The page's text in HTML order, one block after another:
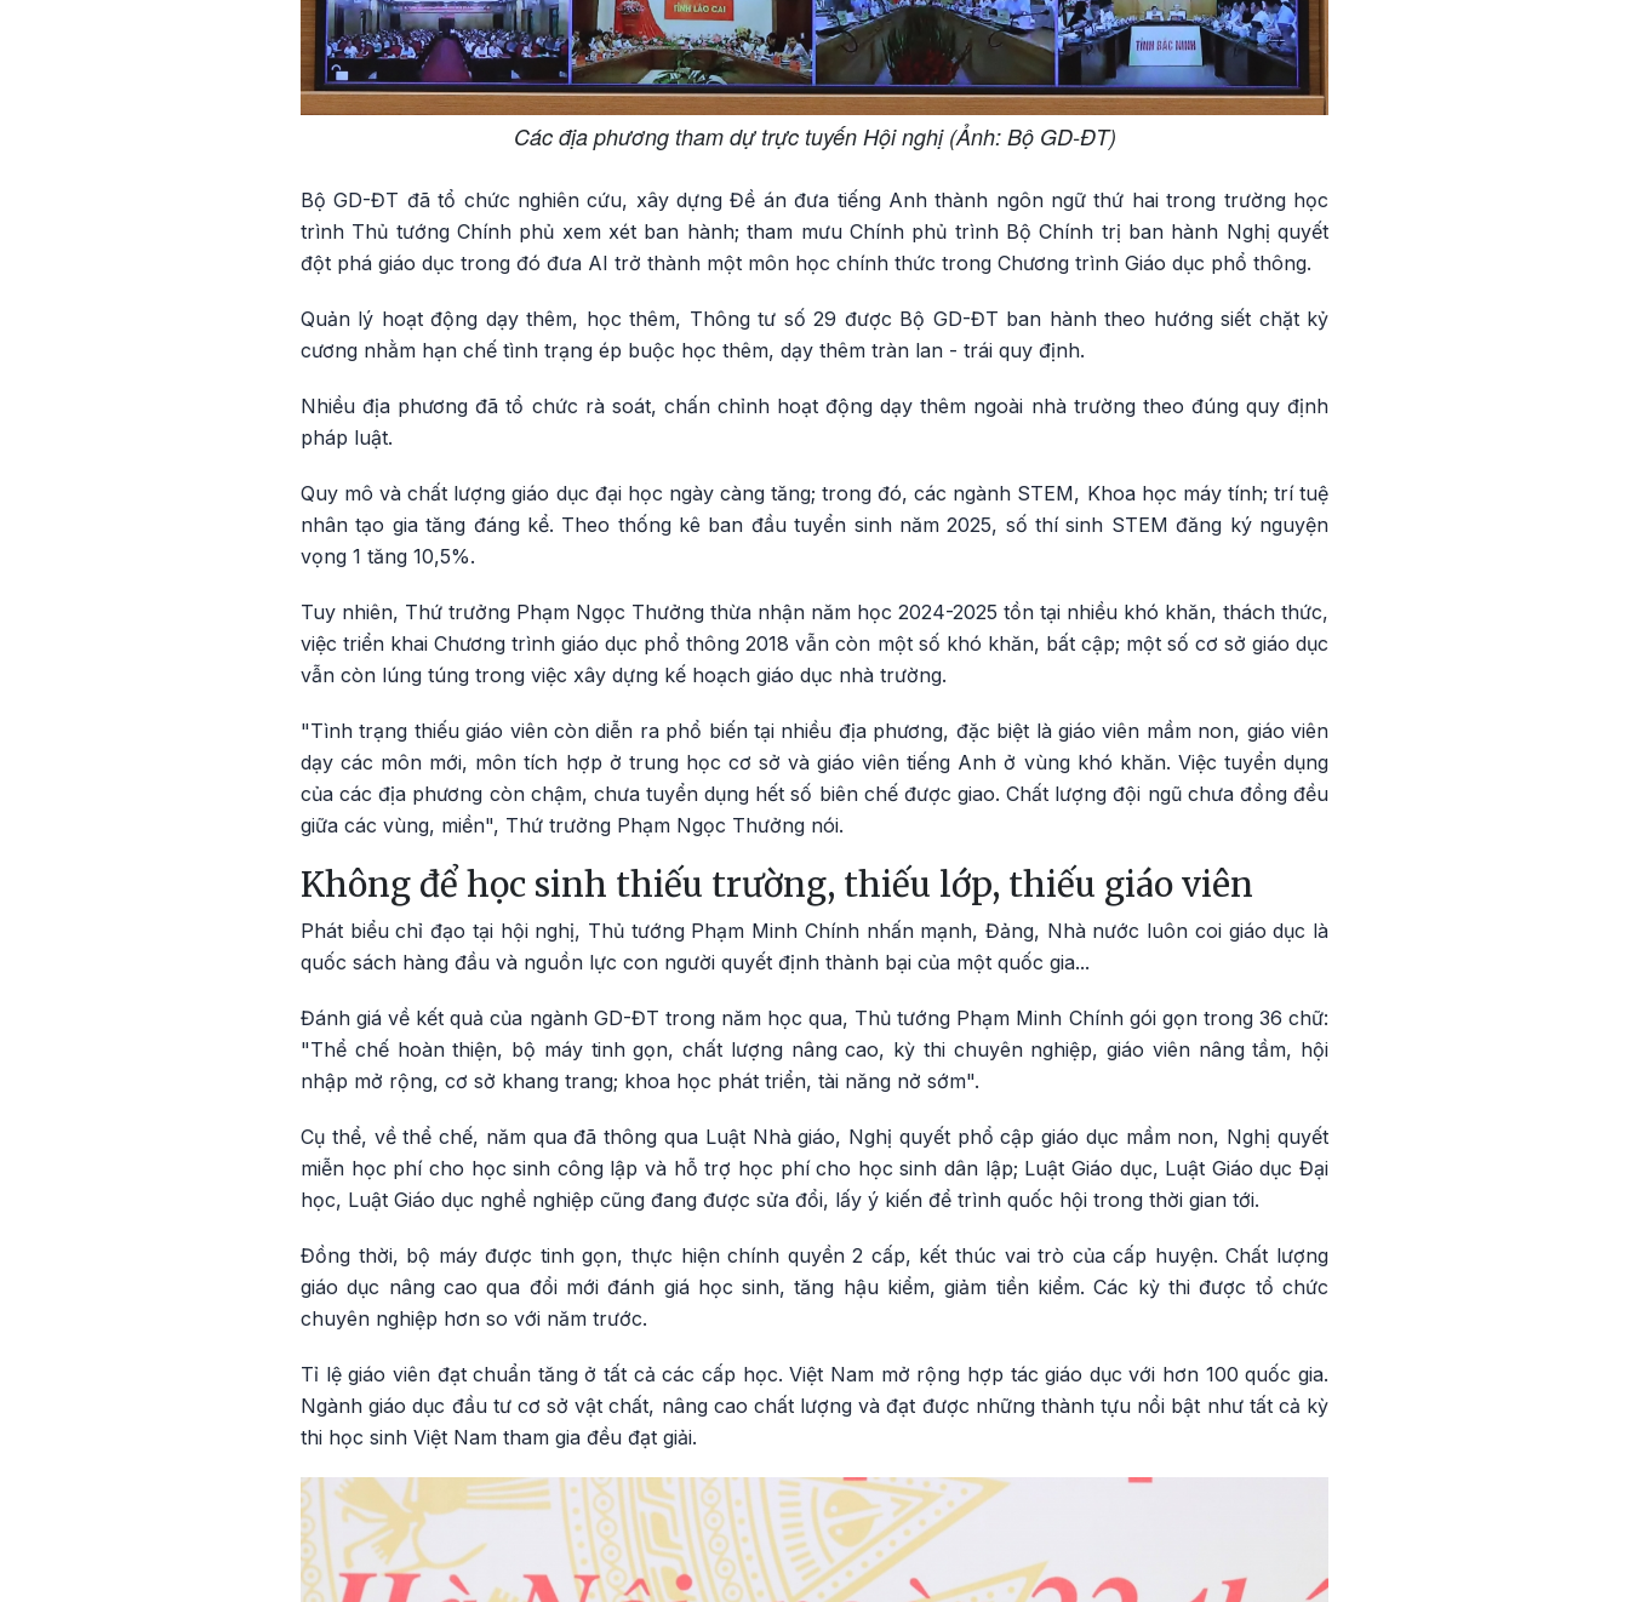
Các địa phương tham dự trực tuyến Hội nghị (Ảnh: Bộ GD-ĐT)
Bộ GD-ĐT đã tổ chức nghiên cứu, xây dựng Đề án đưa tiếng Anh thành ngôn ngữ thứ hai trong trường học
trình Thủ tướng Chính phủ xem xét ban hành; tham mưu Chính phủ trình Bộ Chính trị ban hành Nghị quyết
đột phá giáo dục trong đó đưa AI trở thành một môn học chính thức trong Chương trình Giáo dục phổ thông.
Quản lý hoạt động dạy thêm, học thêm, Thông tư số 29 được Bộ GD-ĐT ban hành theo hướng siết chặt kỷ
cương nhằm hạn chế tình trạng ép buộc học thêm, dạy thêm tràn lan - trái quy định.
Nhiều địa phương đã tổ chức rà soát, chấn chỉnh hoạt động dạy thêm ngoài nhà trường theo đúng quy định
pháp luật.
Quy mô và chất lượng giáo dục đại học ngày càng tăng; trong đó, các ngành STEM, Khoa học máy tính; trí tuệ
nhân tạo gia tăng đáng kể. Theo thống kê ban đầu tuyển sinh năm 2025, số thí sinh STEM đăng ký nguyện
vọng 1 tăng 10,5%.
Tuy nhiên, Thứ trưởng Phạm Ngọc Thưởng thừa nhận năm học 2024-2025 tồn tại nhiều khó khăn, thách thức,
việc triển khai Chương trình giáo dục phổ thông 2018 vẫn còn một số khó khăn, bất cập; một số cơ sở giáo dục
vẫn còn lúng túng trong việc xây dựng kế hoạch giáo dục nhà trường.
"Tình trạng thiếu giáo viên còn diễn ra phổ biến tại nhiều địa phương, đặc biệt là giáo viên mầm non, giáo viên
dạy các môn mới, môn tích hợp ở trung học cơ sở và giáo viên tiếng Anh ở vùng khó khăn. Việc tuyển dụng
của các địa phương còn chậm, chưa tuyển dụng hết số biên chế được giao. Chất lượng đội ngũ chưa đồng đều
giữa các vùng, miền", Thứ trưởng Phạm Ngọc Thưởng nói.
Không để học sinh thiếu trường, thiếu lớp, thiếu giáo viên
Phát biểu chỉ đạo tại hội nghị, Thủ tướng Phạm Minh Chính nhấn mạnh, Đảng, Nhà nước luôn coi giáo dục là
quốc sách hàng đầu và nguồn lực con người quyết định thành bại của một quốc gia...
Đánh giá về kết quả của ngành GD-ĐT trong năm học qua, Thủ tướng Phạm Minh Chính gói gọn trong 36 chữ:
"Thể chế hoàn thiện, bộ máy tinh gọn, chất lượng nâng cao, kỳ thi chuyên nghiệp, giáo viên nâng tầm, hội
nhập mở rộng, cơ sở khang trang; khoa học phát triển, tài năng nở sớm".
Cụ thể, về thể chế, năm qua đã thông qua Luật Nhà giáo, Nghị quyết phổ cập giáo dục mầm non, Nghị quyết
miễn học phí cho học sinh công lập và hỗ trợ học phí cho học sinh dân lập; Luật Giáo dục, Luật Giáo dục Đại
học, Luật Giáo dục nghề nghiệp cũng đang được sửa đổi, lấy ý kiến để trình quốc hội trong thời gian tới.
Đồng thời, bộ máy được tinh gọn, thực hiện chính quyền 2 cấp, kết thúc vai trò của cấp huyện. Chất lượng
giáo dục nâng cao qua đổi mới đánh giá học sinh, tăng hậu kiểm, giảm tiền kiểm. Các kỳ thi được tổ chức
chuyên nghiệp hơn so với năm trước.
Tỉ lệ giáo viên đạt chuẩn tăng ở tất cả các cấp học. Việt Nam mở rộng hợp tác giáo dục với hơn 100 quốc gia.
Ngành giáo dục đầu tư cơ sở vật chất, nâng cao chất lượng và đạt được những thành tựu nổi bật như tất cả kỳ
thi học sinh Việt Nam tham gia đều đạt giải.